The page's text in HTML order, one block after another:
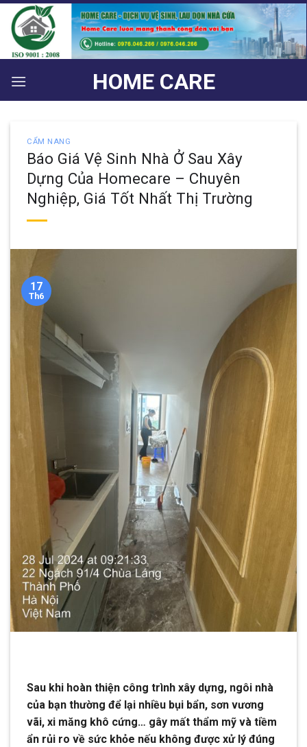
Bỏ
qua
nội
dung
HOME CARE
CẨM NANG
Báo Giá Vệ Sinh Nhà Ở Sau Xây
Dựng Của Homecare – Chuyên
Nghiệp, Giá Tốt Nhất Thị Trường
17
Th6
Sau khi hoàn thiện công trình xây dựng, ngôi nhà
của bạn thường để lại nhiều bụi bẩn, sơn vương
vãi, xi măng khô cứng… gây mất thẩm mỹ và tiềm
ẩn rủi ro về sức khỏe nếu không được xử lý đúng